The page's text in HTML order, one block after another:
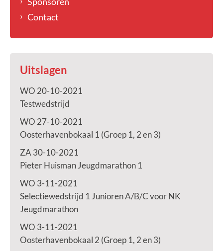
Contact
Uitslagen
WO 20-10-2021
Testwedstrijd
WO 27-10-2021
Oosterhavenbokaal 1 (Groep 1, 2 en 3)
ZA 30-10-2021
Pieter Huisman Jeugdmarathon 1
WO 3-11-2021
Selectiewedstrijd 1 Junioren A/B/C voor NK
Jeugdmarathon
WO 3-11-2021
Oosterhavenbokaal 2 (Groep 1, 2 en 3)